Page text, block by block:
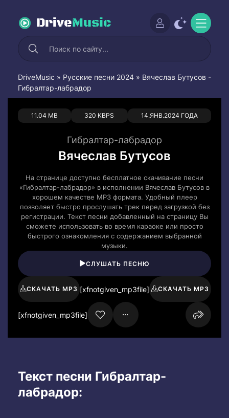
DriveMusic
DriveMusic » Русские песни 2024 » Вячеслав Бутусов -
Гибралтар-лабрадор
11.04 MB 320 KBPS 14.ЯНВ.2024 ГОДА
0 0
Гибралтар-лабрадор
Вячеслав Бутусов
На странице доступно бесплатное скачивание песни
«Гибралтар-лабрадор» в исполнении Вячеслав Бутусов в
хорошем качестве MP3 формата. Удобный плеер
позволяет быстро прослушать трек перед загрузкой без
регистрации. Текст песни добавленный на страницу Вы
сможете использовать во время караоке или просто
быстрого ознакомления с содержанием выбранной
музыки.
СЛУШАТЬ ПЕСНЮ
СКАЧАТЬ MP3 [xfnotgiven_mp3file] СКАЧАТЬ MP3
[xfnotgiven_mp3file]
Текст песни Гибралтар-
лабрадор: